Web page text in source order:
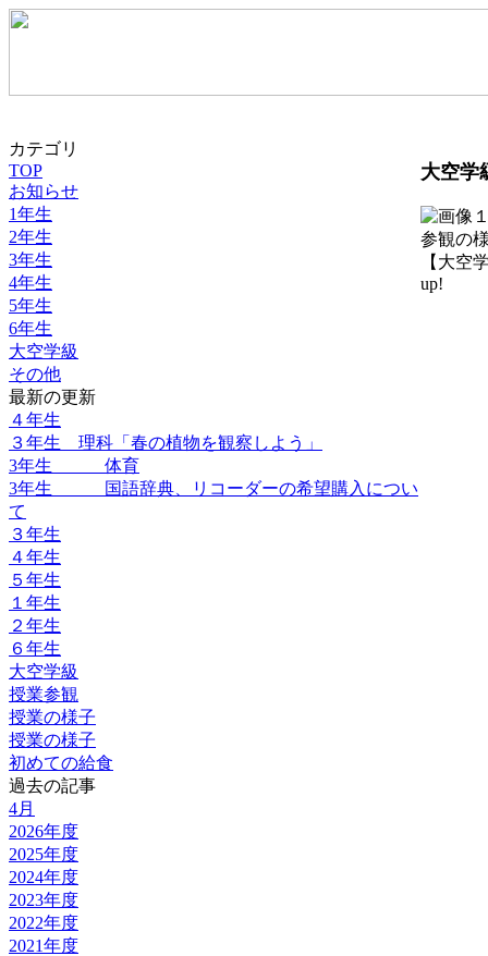
カテゴリ
TOP
お知らせ
1年生
2年生
3年生
4年生
5年生
6年生
大空学級
その他
最新の更新
４年生
３年生 理科「春の植物を観察しよう」
3年生 体育
3年生 国語辞典、リコーダーの希望購入につい
て
３年生
４年生
５年生
１年生
２年生
６年生
大空学級
授業参観
授業の様子
授業の様子
初めての給食
過去の記事
4月
2026年度
2025年度
2024年度
2023年度
2022年度
2021年度
大空学
参観の
【大空
up!